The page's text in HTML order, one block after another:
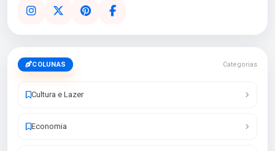
COLUNAS Categorias
Cultura e Lazer
Economia